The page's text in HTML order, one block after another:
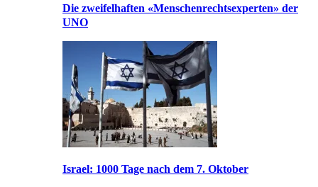
Die zweifelhaften «Menschenrechtsexperten» der
UNO
Israel: 1000 Tage nach dem 7. Oktober